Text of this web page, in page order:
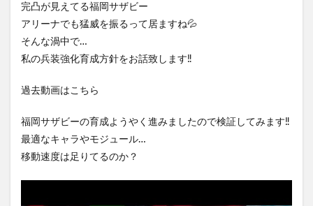
完凸が見えてる福岡サザビー
アリーナでも猛威を振るって居ますね💦
そんな渦中で…
私の兵装強化育成方針をお話致します‼️
過去動画はこちら
福岡サザビーの育成ようやく進みましたので検証してみます‼️
最適なキャラやモジュール…
移動速度は足りてるのか？